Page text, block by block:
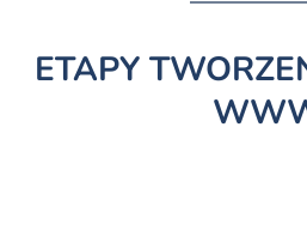
ETAPY